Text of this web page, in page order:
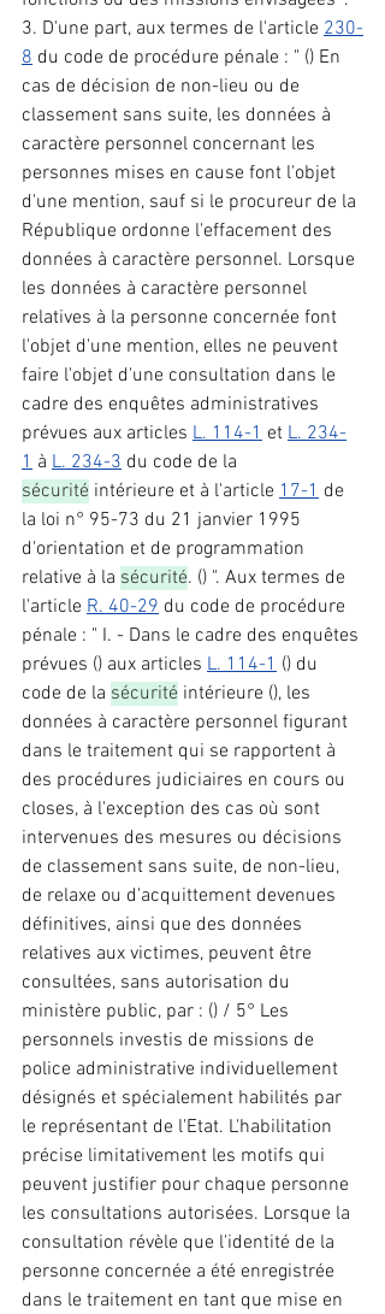
3. D'une part, aux termes de l'article 230-
8 du code de procédure pénale : " () En
cas de décision de non-lieu ou de
classement sans suite, les données à
caractère personnel concernant les
personnes mises en cause font l'objet
d'une mention, sauf si le procureur de la
République ordonne l'effacement des
données à caractère personnel. Lorsque
les données à caractère personnel
relatives à la personne concernée font
l'objet d'une mention, elles ne peuvent
faire l'objet d'une consultation dans le
cadre des enquêtes administratives
prévues aux articles L. 114-1 et L. 234-
1 à L. 234-3 du code de la
sécurité intérieure et à l'article 17-1 de
la loi n° 95-73 du 21 janvier 1995
d'orientation et de programmation
relative à la sécurité. () ". Aux termes de
l'article R. 40-29 du code de procédure
pénale : " I. - Dans le cadre des enquêtes
prévues () aux articles L. 114-1 () du
code de la sécurité intérieure (), les
données à caractère personnel figurant
dans le traitement qui se rapportent à
des procédures judiciaires en cours ou
closes, à l'exception des cas où sont
intervenues des mesures ou décisions
de classement sans suite, de non-lieu,
de relaxe ou d'acquittement devenues
définitives, ainsi que des données
relatives aux victimes, peuvent être
consultées, sans autorisation du
ministère public, par : () / 5° Les
personnels investis de missions de
police administrative individuellement
désignés et spécialement habilités par
le représentant de l'Etat. L'habilitation
précise limitativement les motifs qui
peuvent justifier pour chaque personne
les consultations autorisées. Lorsque la
consultation révèle que l'identité de la
personne concernée a été enregistrée
dans le traitement en tant que mise en